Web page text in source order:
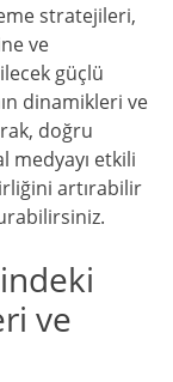
stratejileri,
ve
güçlü
dinamikleri ve
doğru
medyayı etkili
artırabilir
ve